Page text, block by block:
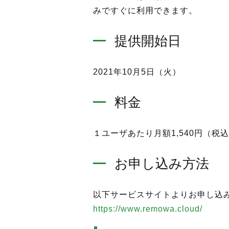
みですぐに利用できます。
提供開始日
2021年10月5日（火）
料金
１ユーザあたり月額1,540円（税込
お申し込み方法
以下サービスサイトよりお申し込
https://www.remowa.cloud/